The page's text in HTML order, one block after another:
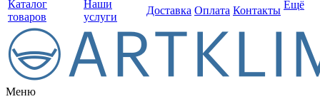
Каталог
товаров
Наши
услуги
Доставка Оплата Контакты Ещё
Меню